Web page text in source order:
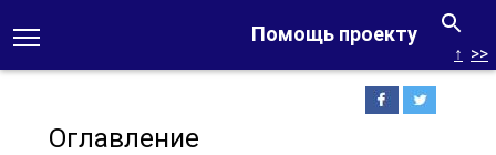
Помощь проекту
↑ >>
Оглавление